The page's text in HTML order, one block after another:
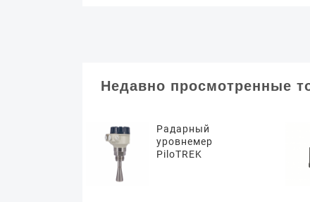
Недавно просмотренные
Радарный
уровнемер
PiloTREK